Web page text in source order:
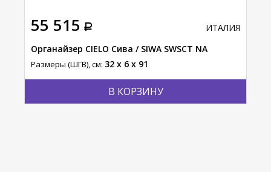
55 515
В КОРЗИНУ
ИТАЛИЯ
Органайзер CIELO Сива / SIWA SWSCT NA
Размеры (ШГВ), см: 32 x 6 x 91